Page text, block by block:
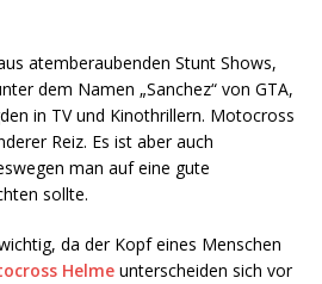
atemberaubenden Stunt Shows,
dem Namen „Sanchez“ von GTA,
in TV und Kinothrillern. Motocross
Reiz. Es ist aber auch
man auf eine gute
sollte.
da der Kopf eines Menschen
Helme unterscheiden sich vor